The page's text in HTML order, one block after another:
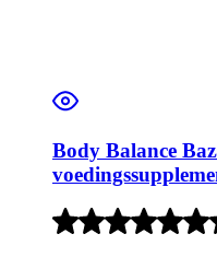
Body Balance